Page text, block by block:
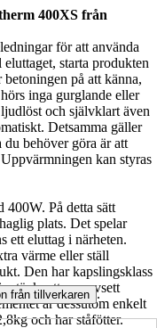
400XS från
för att använda
starta produkten
på att känna,
inga gurglande eller
och självklart även
Detsamma gäller
behöver göra är att
kan styras
På detta sätt
plats. Det spelar
ett eluttag i närheten.
värme eller ställ
Den har kapslingsklass
stänkvatten, oavsett
är dessutom enkelt
och har ståfötter.
från tillverkaren .